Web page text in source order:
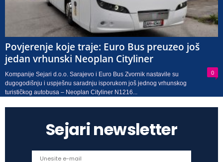
Povjerenje koje traje: Euro Bus preuzeo još
jedan vrhunski Neoplan Cityliner
0
Kompanije Sejari d.o.o. Sarajevo i Euro Bus Zvornik nastavile su
dugogodišnju i uspješnu saradnju isporukom još jednog vrhunskog
turističkog autobusa – Neoplan Cityliner N1216...
Sejari newsletter